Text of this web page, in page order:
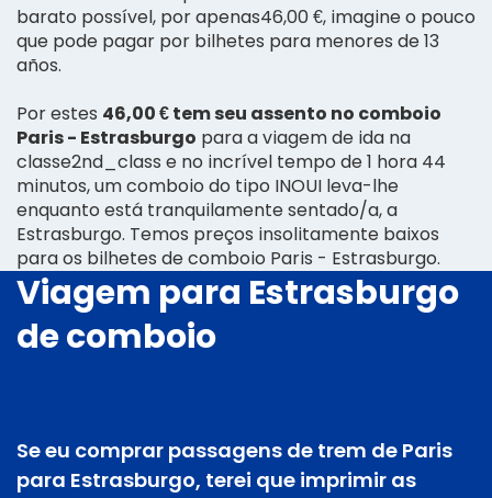
barato possível, por apenas46,00 €, imagine o pouco
que pode pagar por bilhetes para menores de 13
años.
Por estes 46,00 € tem seu assento no comboio
Paris - Estrasburgo para a viagem de ida na
classe2nd_class e no incrível tempo de 1 hora 44
minutos, um comboio do tipo INOUI leva-lhe
enquanto está tranquilamente sentado/a, a
Estrasburgo. Temos preços insolitamente baixos
para os bilhetes de comboio Paris - Estrasburgo.
Viagem para Estrasburgo
de comboio
Se eu comprar passagens de trem de Paris
para Estrasburgo, terei que imprimir as